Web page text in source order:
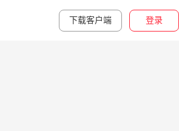
下载客户端 登录